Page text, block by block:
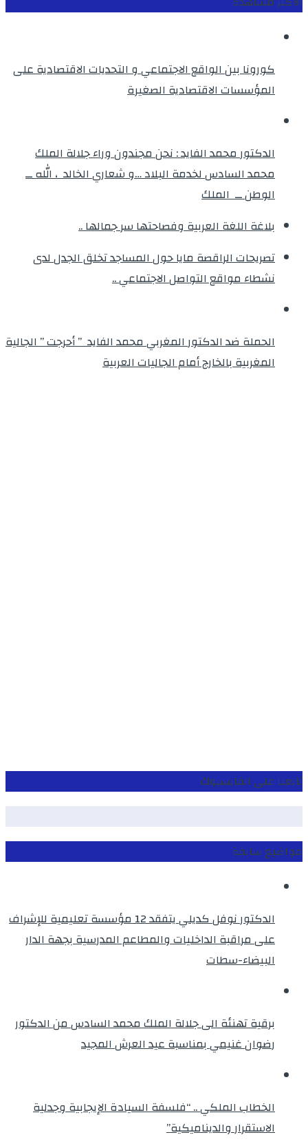
كورونا بين الواقع الاجتماعي و التحديات الاقتصادية على
المؤسسات الاقتصادية الصغيرة
الدكتور محمد الفايد : نحن مجندون وراء جلالة الملك
محمد السادس لخدمة البلاد …و شعاري الخالد ، الله ــ
الوطن ــ الملك
بلاغة اللغة العربية وفصاحتها سر جمالها ..
تصريحات الراقصة مايا حول المساجد تخلق الجدل لدى
نشطاء مواقع التواصل الاجتماعي ..
الحملة ضد الدكتور المغربي محمد الفايد ” أحرجت ” الجالية
المغربية بالخارج أمام الجاليات العربية
تابعنا على الفايسبوك
مواضيع سابقة
الدكتور نوفل كديلي يتفقد 12 مؤسسة تعليمية للإشراف
على مراقبة الداخليات والمطاعم المدرسية بجهة الدار
البيضاء-سطات
برقية تهنئة الى جلالة الملك محمد السادس من الدكتور
رضوان غنيمي بمناسبة عيد العرش المجيد
الخطاب الملكي .. “فلسفة السيادة الإيجابية وجدلية
الاستقرار والديناميكية”